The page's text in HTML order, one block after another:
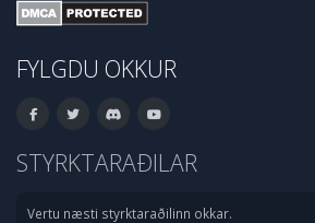
FYLGDU OKKUR
STYRKTARAÐILAR
Vertu næsti styrktaraðilinn okkar.